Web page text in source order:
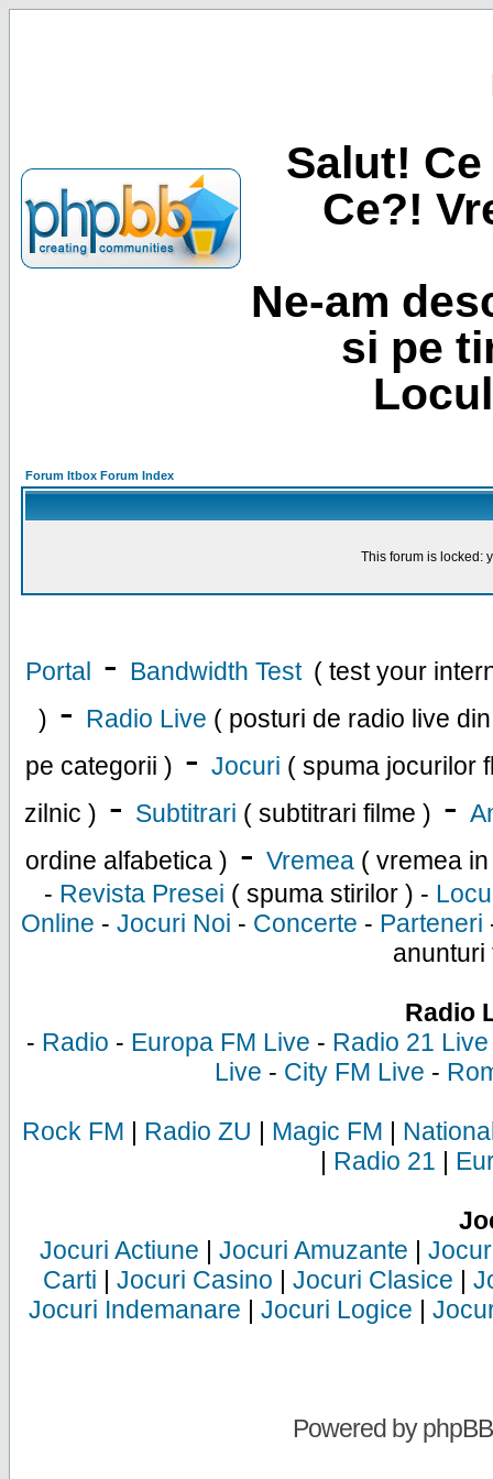
Salut!
Ce?!
Ne-am
si pe
Forum Itbox Forum Index
This forum is locked:
Portal - Bandwidth Test ( test your
) - Radio Live ( posturi de radio live
pe categorii ) - Jocuri ( spuma jocurilor
zilnic ) - Subtitrari ( subtitrari filme ) -
ordine alfabetica ) - Vremea ( vremea
- Revista Presei ( spuma stirilor ) -
Online - Jocuri Noi - Concerte - Parteneri
anunturi
Radio
- Radio - Europa FM Live - Radio 21 Live
Live - City FM Live -
Rock FM | Radio ZU | Magic FM |
| Radio 21 |
Jocuri Actiune | Jocuri Amuzante |
Carti | Jocuri Casino | Jocuri Clasice |
Jocuri Indemanare | Jocuri Logice |
Powered byphpBB